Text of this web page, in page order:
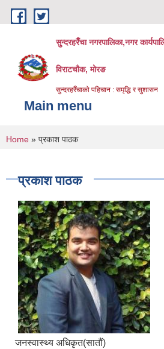
Skip to main content
सुन्दरहरैँचा नगरपालिका,नगर
विराटचौक, मोरङ
सुन्दरहरैँचाको पहिचान : समृद्धि र सुशासन
Main menu
You are here
Home » प्रकाश पाठक
प्रकाश पाठक
जनस्वास्थ्य अधिकृत(सातौं)